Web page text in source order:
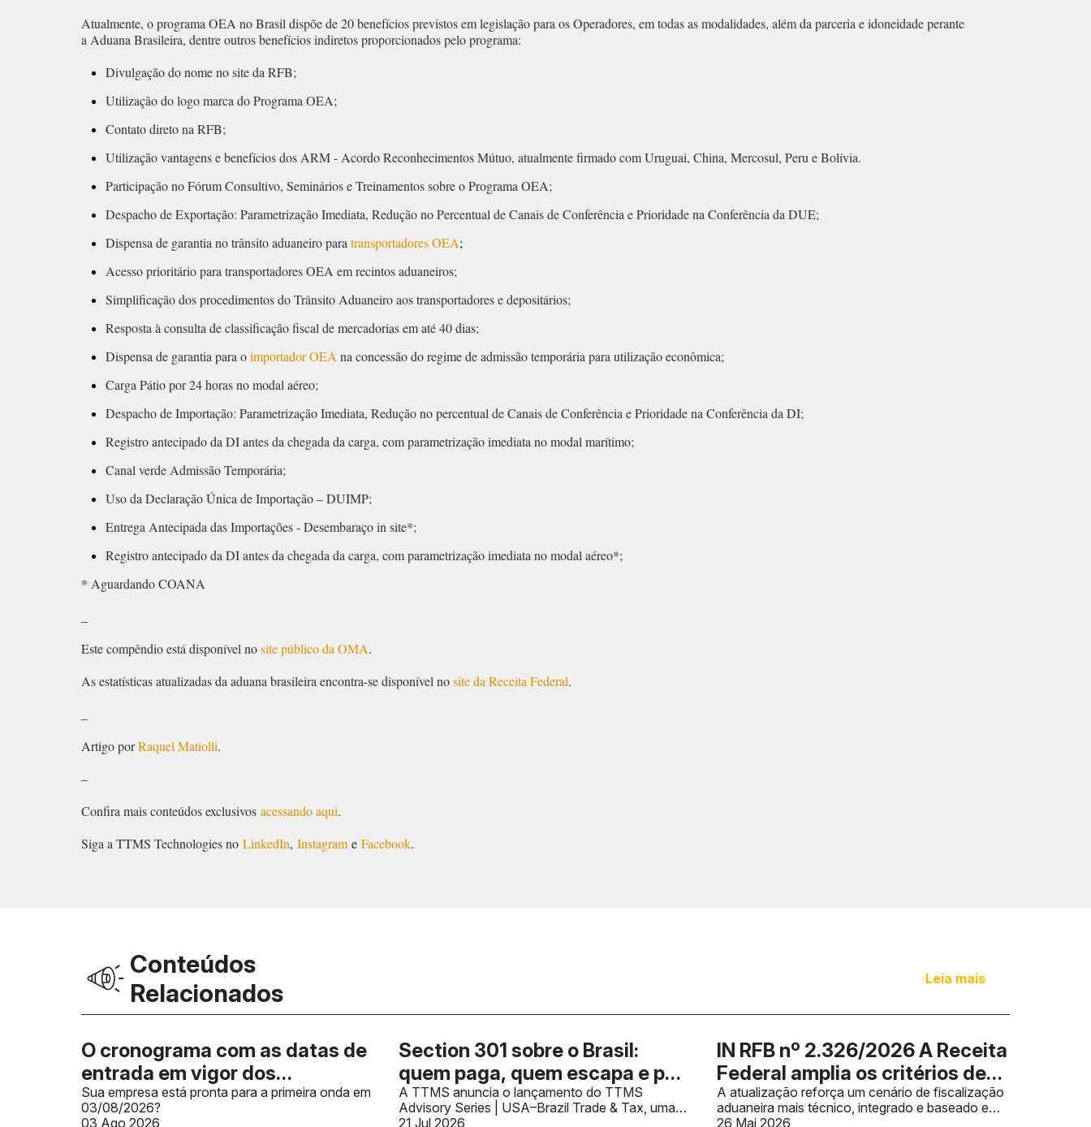
Atualmente, o programa OEA no Brasil dispõe de 20 benefícios previstos em legislação para os Operadores, em todas as modalidades, além da parceria e idoneidade perante
a Aduana Brasileira, dentre outros benefícios indiretos proporcionados pelo programa:
Divulgação do nome no site da RFB;
Utilização do logo marca do Programa OEA;
Contato direto na RFB;
Utilização vantagens e benefícios dos ARM - Acordo Reconhecimentos Mútuo, atualmente firmado com Uruguai, China, Mercosul, Peru e Bolívia.
Participação no Fórum Consultivo, Seminários e Treinamentos sobre o Programa OEA;
Despacho de Exportação: Parametrização Imediata, Redução no Percentual de Canais de Conferência e Prioridade na Conferência da DUE;
Dispensa de garantia no trânsito aduaneiro para transportadores OEA;
Acesso prioritário para transportadores OEA em recintos aduaneiros;
Simplificação dos procedimentos do Trânsito Aduaneiro aos transportadores e depositários;
Resposta à consulta de classificação fiscal de mercadorias em até 40 dias;
Dispensa de garantia para oimportador OEA na concessão do regime de admissão temporária para utilização econômica;
Carga Pátio por 24 horas no modal aéreo;
Despacho de Importação: Parametrização Imediata, Redução no percentual de Canais de Conferência e Prioridade na Conferência da DI;
Registro antecipado da DI antes da chegada da carga, com parametrização imediata no modal marítimo;
Canal verde Admissão Temporária;
Uso da Declaração Única de Importação – DUIMP;
Entrega Antecipada das Importações - Desembaraço in site*;
Registro antecipado da DI antes da chegada da carga, com parametrização imediata no modal aéreo*;
* Aguardando COANA
Este compêndio está disponível nosite público da OMA.
As estatísticas atualizadas da aduana brasileira encontra-se disponível nosite da Receita Federal.
Artigo porRaquel Matiolli.
–
Confira mais conteúdos exclusivos acessando aqui.
Siga a TTMS Technologies no LinkedIn, Instagram e Facebook.
Conteúdos
Relacionados
Leia mais
O cronograma com as datas de
entrada em vigor dos
documentos fiscais foi
publicado, mas a falta de IBS e
Sua empresa está pronta para a primeira onda em
03/08/2026?
03 Ago 2026
Section 301 sobre o Brasil:
quem paga, quem escapa e por
que o HTS decide
A TTMS anuncia o lançamento do TTMS
Advisory Series | USA–Brazil Trade & Tax, uma
nova iniciativa dedicada a compartilhar
21 Jul 2026
IN RFB nº 2.326/2026 A Receita
Federal amplia os critérios de
fiscalização sobre valor
aduaneiro e reforça a
A atualização reforça um cenário de fiscalização
aduaneira mais técnico, integrado e baseado em
análise de risco.
26 Mai 2026